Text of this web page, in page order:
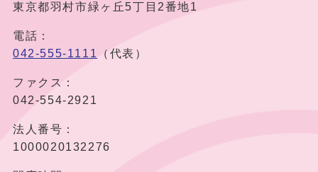
東京都羽村市緑ヶ丘5丁目2番地1
電話：
042-555-1111
（代表）
ファクス：
042-554-2921
法人番号：
1000020132276